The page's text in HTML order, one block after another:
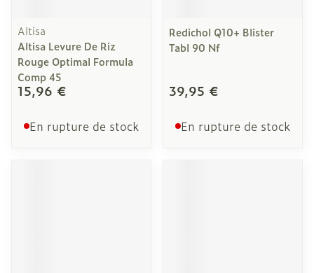
Altisa
Altisa Levure De Riz
Rouge Optimal Formula
Comp 45
15,96 €
En rupture de stock
Redichol Q10+ Blister
Tabl 90 Nf
39,95 €
En rupture de stock